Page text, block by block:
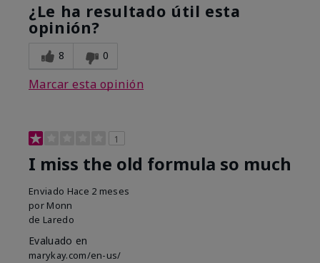
¿Le ha resultado útil esta
opinión?
8 0
Marcar esta opinión
1
I miss the old formula so much
Enviado Hace 2 meses
por Monn
de Laredo
Evaluado en
marykay.com/en-us/